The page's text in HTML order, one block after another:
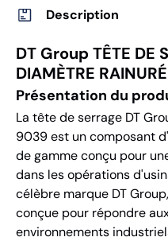
Description
DT Group TÊTE DE
DIAMÈTRE RAINURÉ
Présentation du
La tête de serrage DT
9039 est un composant
de gamme conçu pour
dans les opérations
célèbre marque DT
conçue pour répondre
environnements